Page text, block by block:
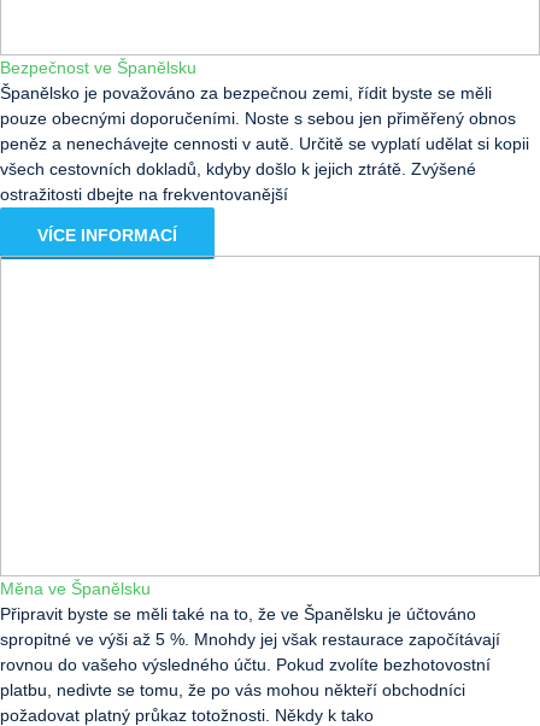
Bezpečnost ve Španělsku
Španělsko je považováno za bezpečnou zemi, řídit byste se měli
pouze obecnými doporučeními. Noste s sebou jen přiměřený obnos
peněz a nenechávejte cennosti v autě. Určitě se vyplatí udělat si kopii
všech cestovních dokladů, kdyby došlo k jejich ztrátě. Zvýšené
ostražitosti dbejte na frekventovanější
VÍCE INFORMACÍ
Měna ve Španělsku
Připravit byste se měli také na to, že ve Španělsku je účtováno
spropitné ve výši až 5 %. Mnohdy jej však restaurace započítávají
rovnou do vašeho výsledného účtu. Pokud zvolíte bezhotovostní
platbu, nedivte se tomu, že po vás mohou někteří obchodníci
požadovat platný průkaz totožnosti. Někdy k tako